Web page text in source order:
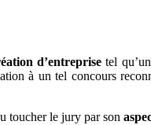
d’entreprise tel
à un tel concours
toucher le jury par son